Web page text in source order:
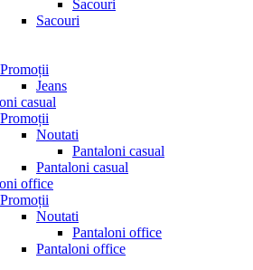
Sacouri
Sacouri
Promoții
Jeans
casual
Promoții
Noutati
Pantaloni casual
Pantaloni casual
office
Promoții
Noutati
Pantaloni office
Pantaloni office